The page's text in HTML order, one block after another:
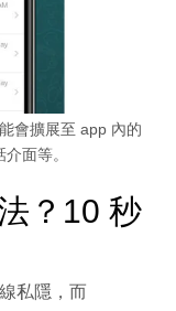
會擴展至 app 內的
面等。
？10 秒
私隱，而